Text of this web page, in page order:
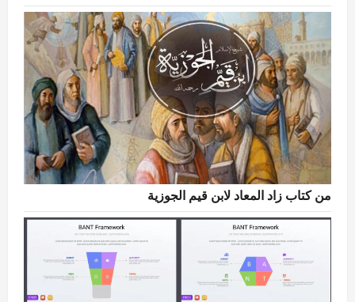
من كتاب زاد المعاد لابن قيم الجوزية